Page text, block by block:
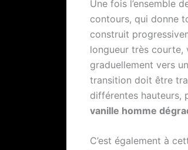
Une fois l’ensemble
contours, qui donne
construit
longueur très courte,
graduellement vers
transition doit être
différentes hauteurs,
vanille homme
C’est également à